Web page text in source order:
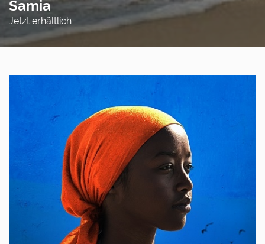
Samia
Jetzt erhältlich